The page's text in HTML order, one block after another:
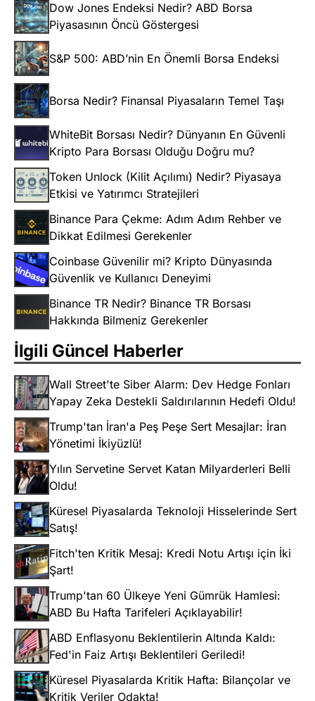
Dow Jones Endeksi Nedir? ABD Borsa
Piyasasının Öncü Göstergesi
S&P 500: ABD’nin En Önemli Borsa Endeksi
Borsa Nedir? Finansal Piyasaların Temel Taşı
WhiteBit Borsası Nedir? Dünyanın En Güvenli
Kripto Para Borsası Olduğu Doğru mu?
Token Unlock (Kilit Açılımı) Nedir? Piyasaya
Etkisi ve Yatırımcı Stratejileri
Binance Para Çekme: Adım Adım Rehber ve
Dikkat Edilmesi Gerekenler
Coinbase Güvenilir mi? Kripto Dünyasında
Güvenlik ve Kullanıcı Deneyimi
Binance TR Nedir? Binance TR Borsası
Hakkında Bilmeniz Gerekenler
İlgili Güncel Haberler
Wall Street'te Siber Alarm: Dev Hedge Fonları
Yapay Zeka Destekli Saldırılarının Hedefi Oldu!
Trump'tan İran'a Peş Peşe Sert Mesajlar: İran
Yönetimi İkiyüzlü!
Yılın Servetine Servet Katan Milyarderleri Belli
Oldu!
Küresel Piyasalarda Teknoloji Hisselerinde Sert
Satış!
Fitch'ten Kritik Mesaj: Kredi Notu Artışı için İki
Şart!
Trump'tan 60 Ülkeye Yeni Gümrük Hamlesi:
ABD Bu Hafta Tarifeleri Açıklayabilir!
ABD Enflasyonu Beklentilerin Altında Kaldı:
Fed'in Faiz Artışı Beklentileri Geriledi!
Küresel Piyasalarda Kritik Hafta: Bilançolar ve
Kritik Veriler Odakta!